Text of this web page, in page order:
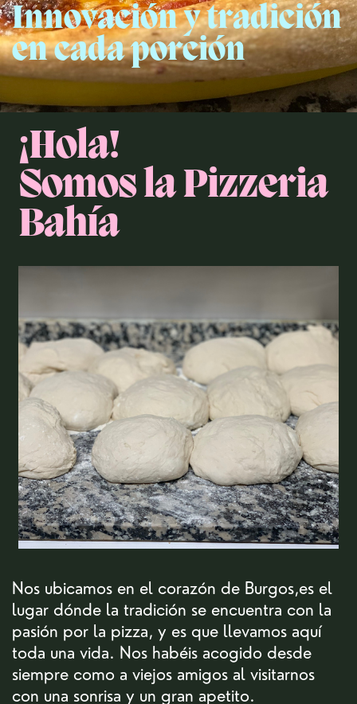
Innovación y tradición
​en cada porción
¡Hola!
Somos la ​Pizzeria
Bahía
Nos ubicamos en el corazón de Burgos,es el ​
lugar dónde la tradición se encuentra con la ​
pasión por la pizza, y es que llevamos aquí ​
toda una vida. Nos habéis acogido desde ​
siempre como a viejos amigos al visitarnos ​
con una sonrisa y un gran apetito.